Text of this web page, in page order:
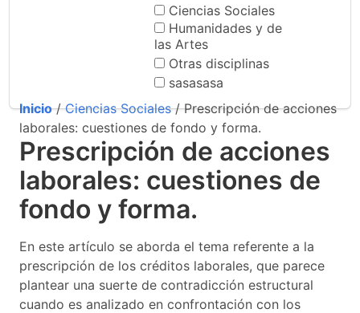
Ciencias Sociales
Humanidades y de
las Artes
Otras disciplinas
sasasasa
Inicio/Ciencias Sociales/ Prescripción de acciones
laborales: cuestiones de fondo y forma.
Prescripción de acciones
laborales: cuestiones de
fondo y forma.
En este artículo se aborda el tema referente a la
prescripción de los créditos laborales, que parece
plantear una suerte de contradicción estructural
cuando es analizado en confrontación con los